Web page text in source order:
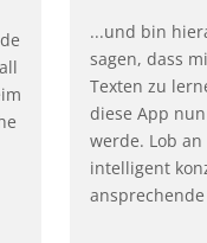
...und bin
sagen, dass
Texten zu
diese App
werde. Lob
intelligent